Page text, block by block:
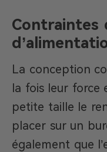
Contraintes
La conception
la fois leur force
petite taille le
placer sur un
également que